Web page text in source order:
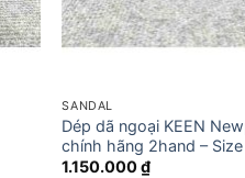
SANDAL
Dép dã ngoại KEEN
chính hãng 2hand – Size
1.150.000₫